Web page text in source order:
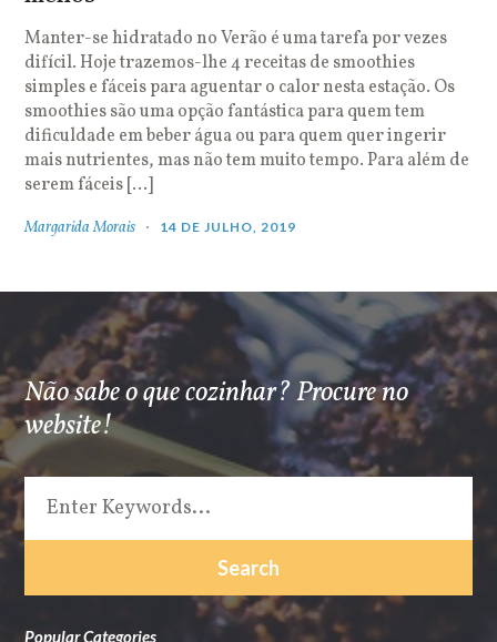
Manter-se hidratado no Verão é uma tarefa por vezes
difícil. Hoje trazemos-lhe 4 receitas de smoothies
simples e fáceis para aguentar o calor nesta estação. Os
smoothies são uma opção fantástica para quem tem
dificuldade em beber água ou para quem quer ingerir
mais nutrientes, mas não tem muito tempo. Para além de
serem fáceis […]
Margarida Morais 14 DE JULHO, 2019
Não sabe o que cozinhar? Procure no
website!
Popular Categories